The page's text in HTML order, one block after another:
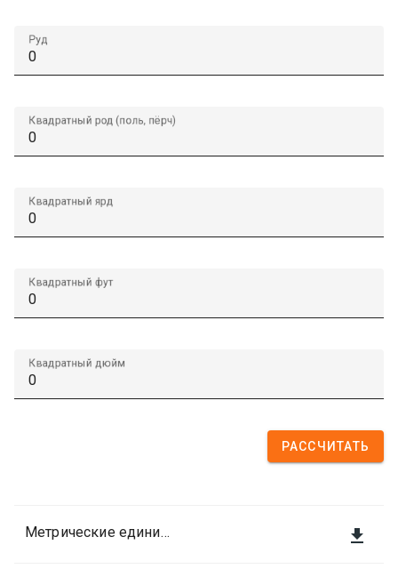
Руд
Квадратный род (поль, пёрч)
Квадратный ярд
Квадратный фут
Квадратный дюйм
РАССЧИТАТЬ

Метрические единицы площади